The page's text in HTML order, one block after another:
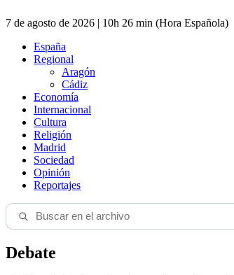
7 de agosto de 2026 | 10h 26 min (Hora Española)
España
Regional
Aragón
Cádiz
Economía
Internacional
Cultura
Religión
Madrid
Sociedad
Opinión
Reportajes
Debate